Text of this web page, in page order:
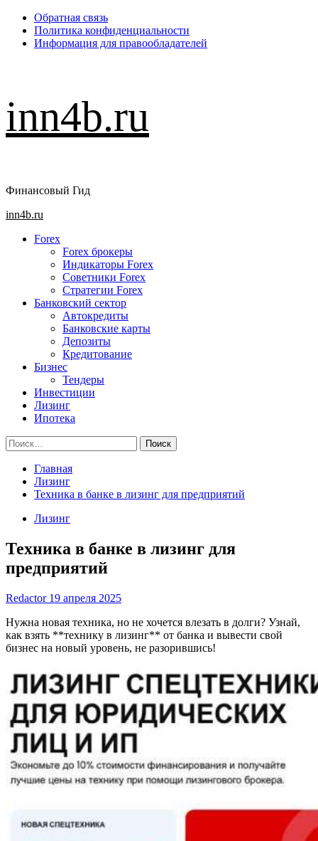
Перейти
содержимому
Обратная связь
Политика конфиденциальности
Информация для правообладателей
inn4b.ru
Финансовый Гид
Основное
inn4b.ru
Forex
Forex брокеры
Индикаторы Forex
Советники Forex
Стратегии Forex
Банковский сектор
Автокредиты
Банковские карты
Депозиты
Кредитование
Бизнес
Тендеры
Инвестиции
Лизинг
Ипотека
Найти:
Главная
Лизинг
Техника в банке в лизинг для предприятий
Лизинг
Техника в банке в лизинг для
предприятий
Redactor 19 апреля 2025
Нужна новая техника, но не хочется влезать в долги? Узнай,
как взять **технику в лизинг** от банка и вывести свой
бизнес на новый уровень, не разорившись!